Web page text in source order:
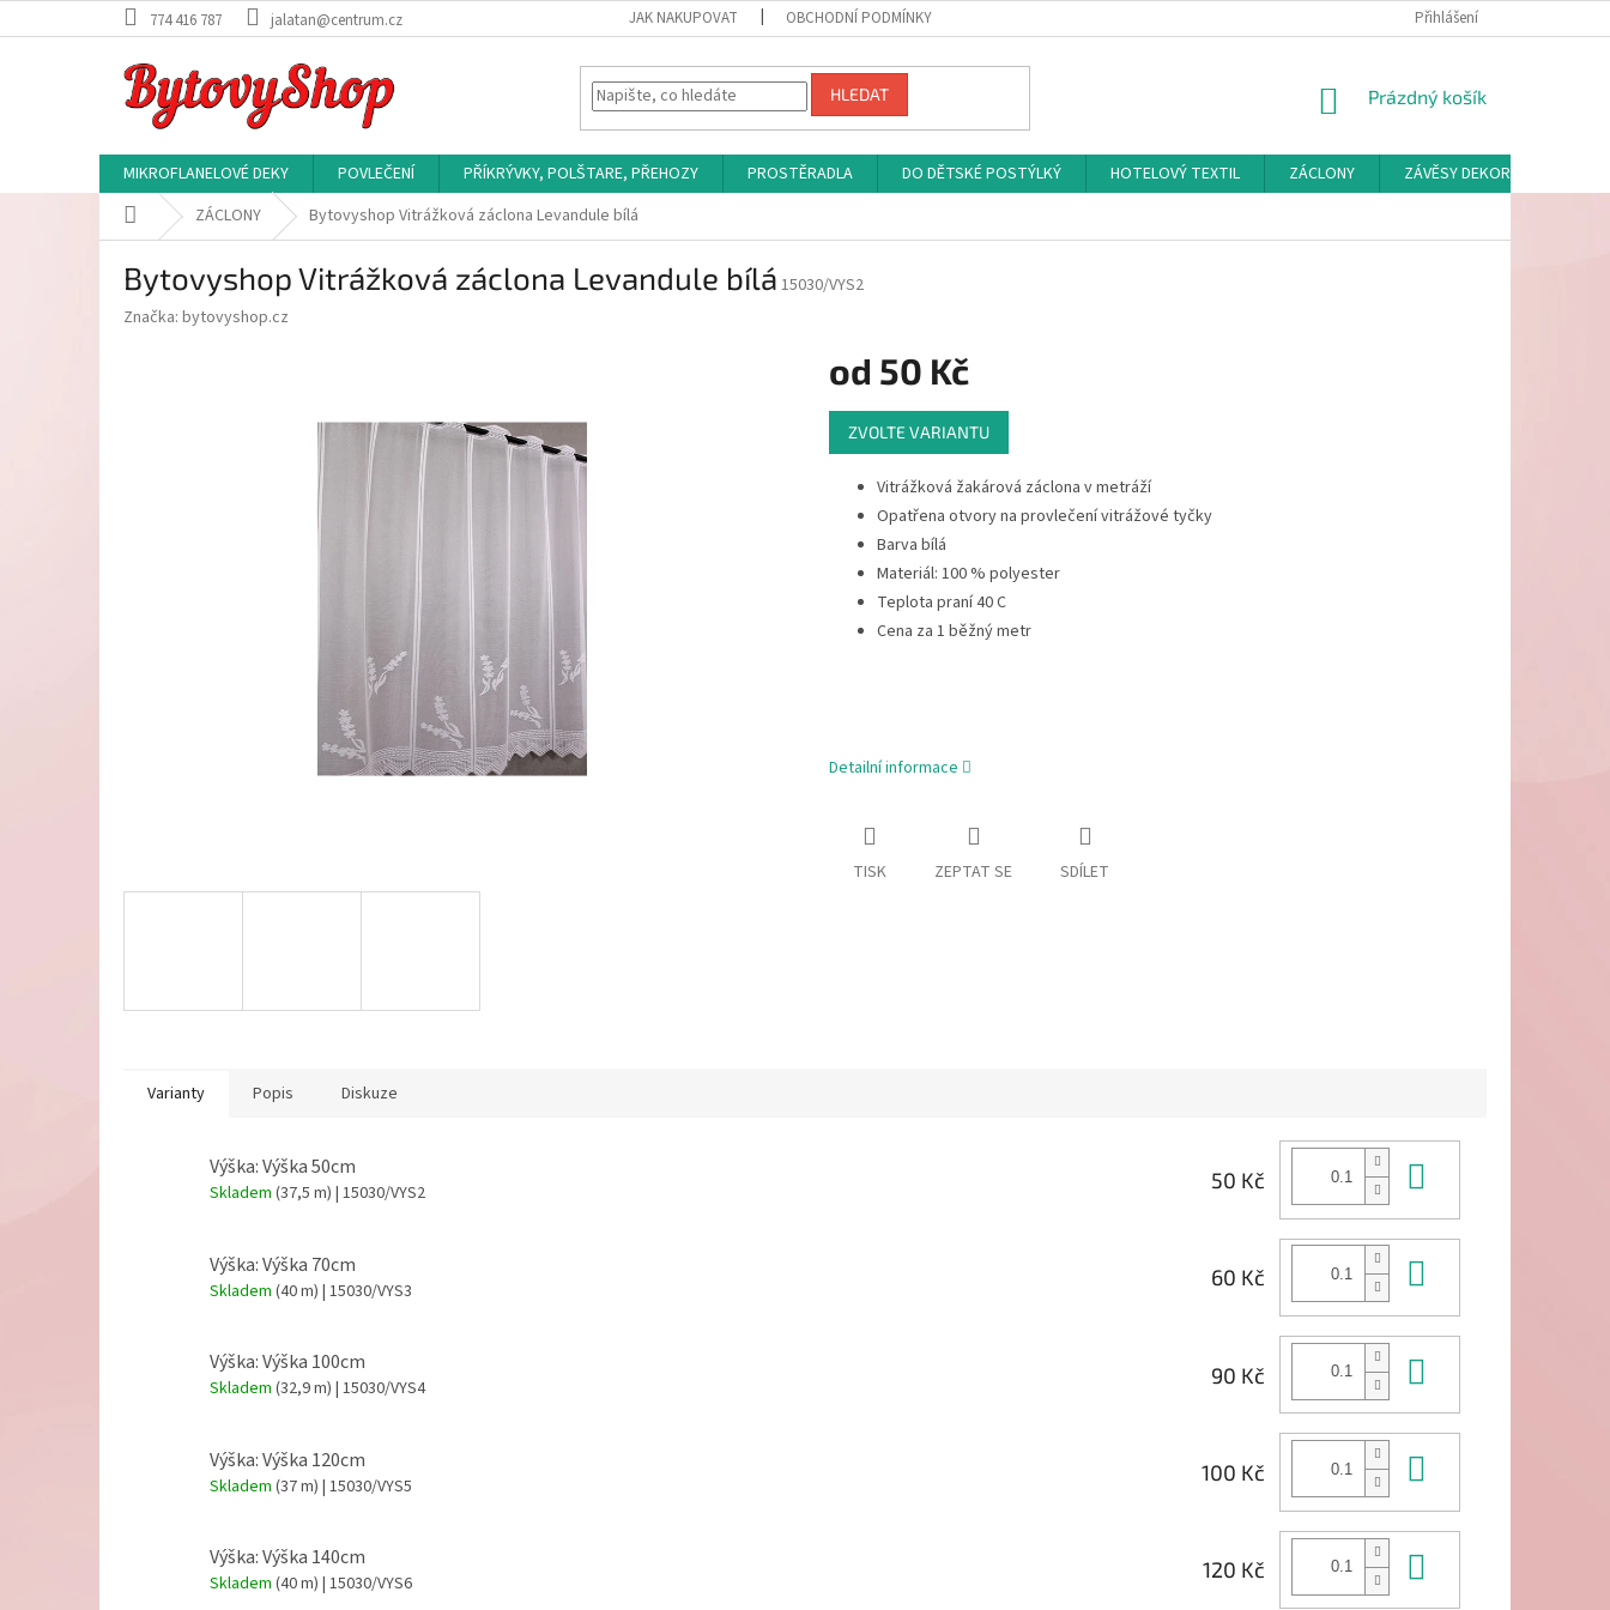
na
774 416 787 jalatan@centrum.cz JAK NAKUPOVAT OBCHODNÍ PODMÍNKY Přihlášení
HLEDAT
NÁKUPNÍ
Prázdný košík
MIKROFLANELOVÉ DEKY POVLEČENÍ PŘÍKRÝVKY, POLŠTARE, PŘEHOZY PROSTĚRADLA DO DĚTSKÉ POSTÝLKÝ HOTELOVÝ TEXTIL ZÁCLONY
ZÁVĚSY DEKORAČNÍ A
Domů ZÁCLONY Bytovyshop Vitrážková záclona Levandule bílá
Bytovyshop Vitrážková záclona Levandule bílá 15030/VYS2
Značka: bytovyshop.cz
od 50 Kč
Měrná
cena:
ZVOLTE VARIANTU
Vitrážková žakárová záclona v metráží
Opatřena otvory na provlečení vitrážové tyčky
Barva bílá
Materiál: 100 % polyester
Teplota praní 40 C
Cena za 1 běžný metr
Detailní informace
TISK ZEPTAT SE SDÍLET
Varianty Popis Diskuze
Výška: Výška 50cm
Skladem (37,5 m) | 15030/VYS2
50 Kč
Výška: Výška 70cm
Skladem (40 m) | 15030/VYS3
60 Kč
Výška: Výška 100cm
Skladem (32,9 m) | 15030/VYS4
90 Kč
Výška: Výška 120cm
Skladem (37 m) | 15030/VYS5
100 Kč
Výška: Výška 140cm
Skladem (40 m) | 15030/VYS6
120 Kč